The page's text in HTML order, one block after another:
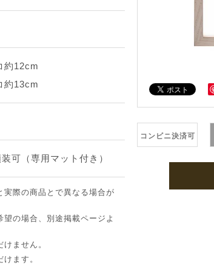
約12cm
約13cm
可（専用マット付き）
際の商品とで異なる場合が
の場合、別途掲載ページよ
ません。
ます。
コンビニ決済可